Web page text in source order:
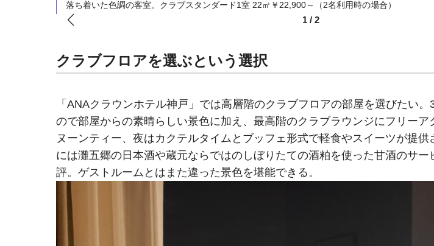
落ち着いた色調の客室。クラブスタンダード1室 22㎡￥22,900～（2名利用時の場合）
1/ 2
クラブフロアを選ぶという選択
「ANAクラウンホテル神戸」では高層階のクラブフロアの部屋を選びたい
ので部屋からの素晴らしい景色に加え、最高階のクラブラウンジにフリーア
ヌーンティー、夜はカクテルタイムとブッフェ形式で軽食やスイーツが提供
には灘五郷の日本酒や蔵元ならではのしぼりたての酒粕を使った甘酒のサ
評。ゲストルームとはまた違った景色を堪能できる。